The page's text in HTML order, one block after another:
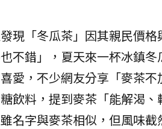
現「冬瓜茶」因其親民價格
不錯」，夏天來一杯冰鎮冬
愛，不少網友分享「麥茶不
飲料，提到麥茶「能解渴、
名字與麥茶相似，但風味截